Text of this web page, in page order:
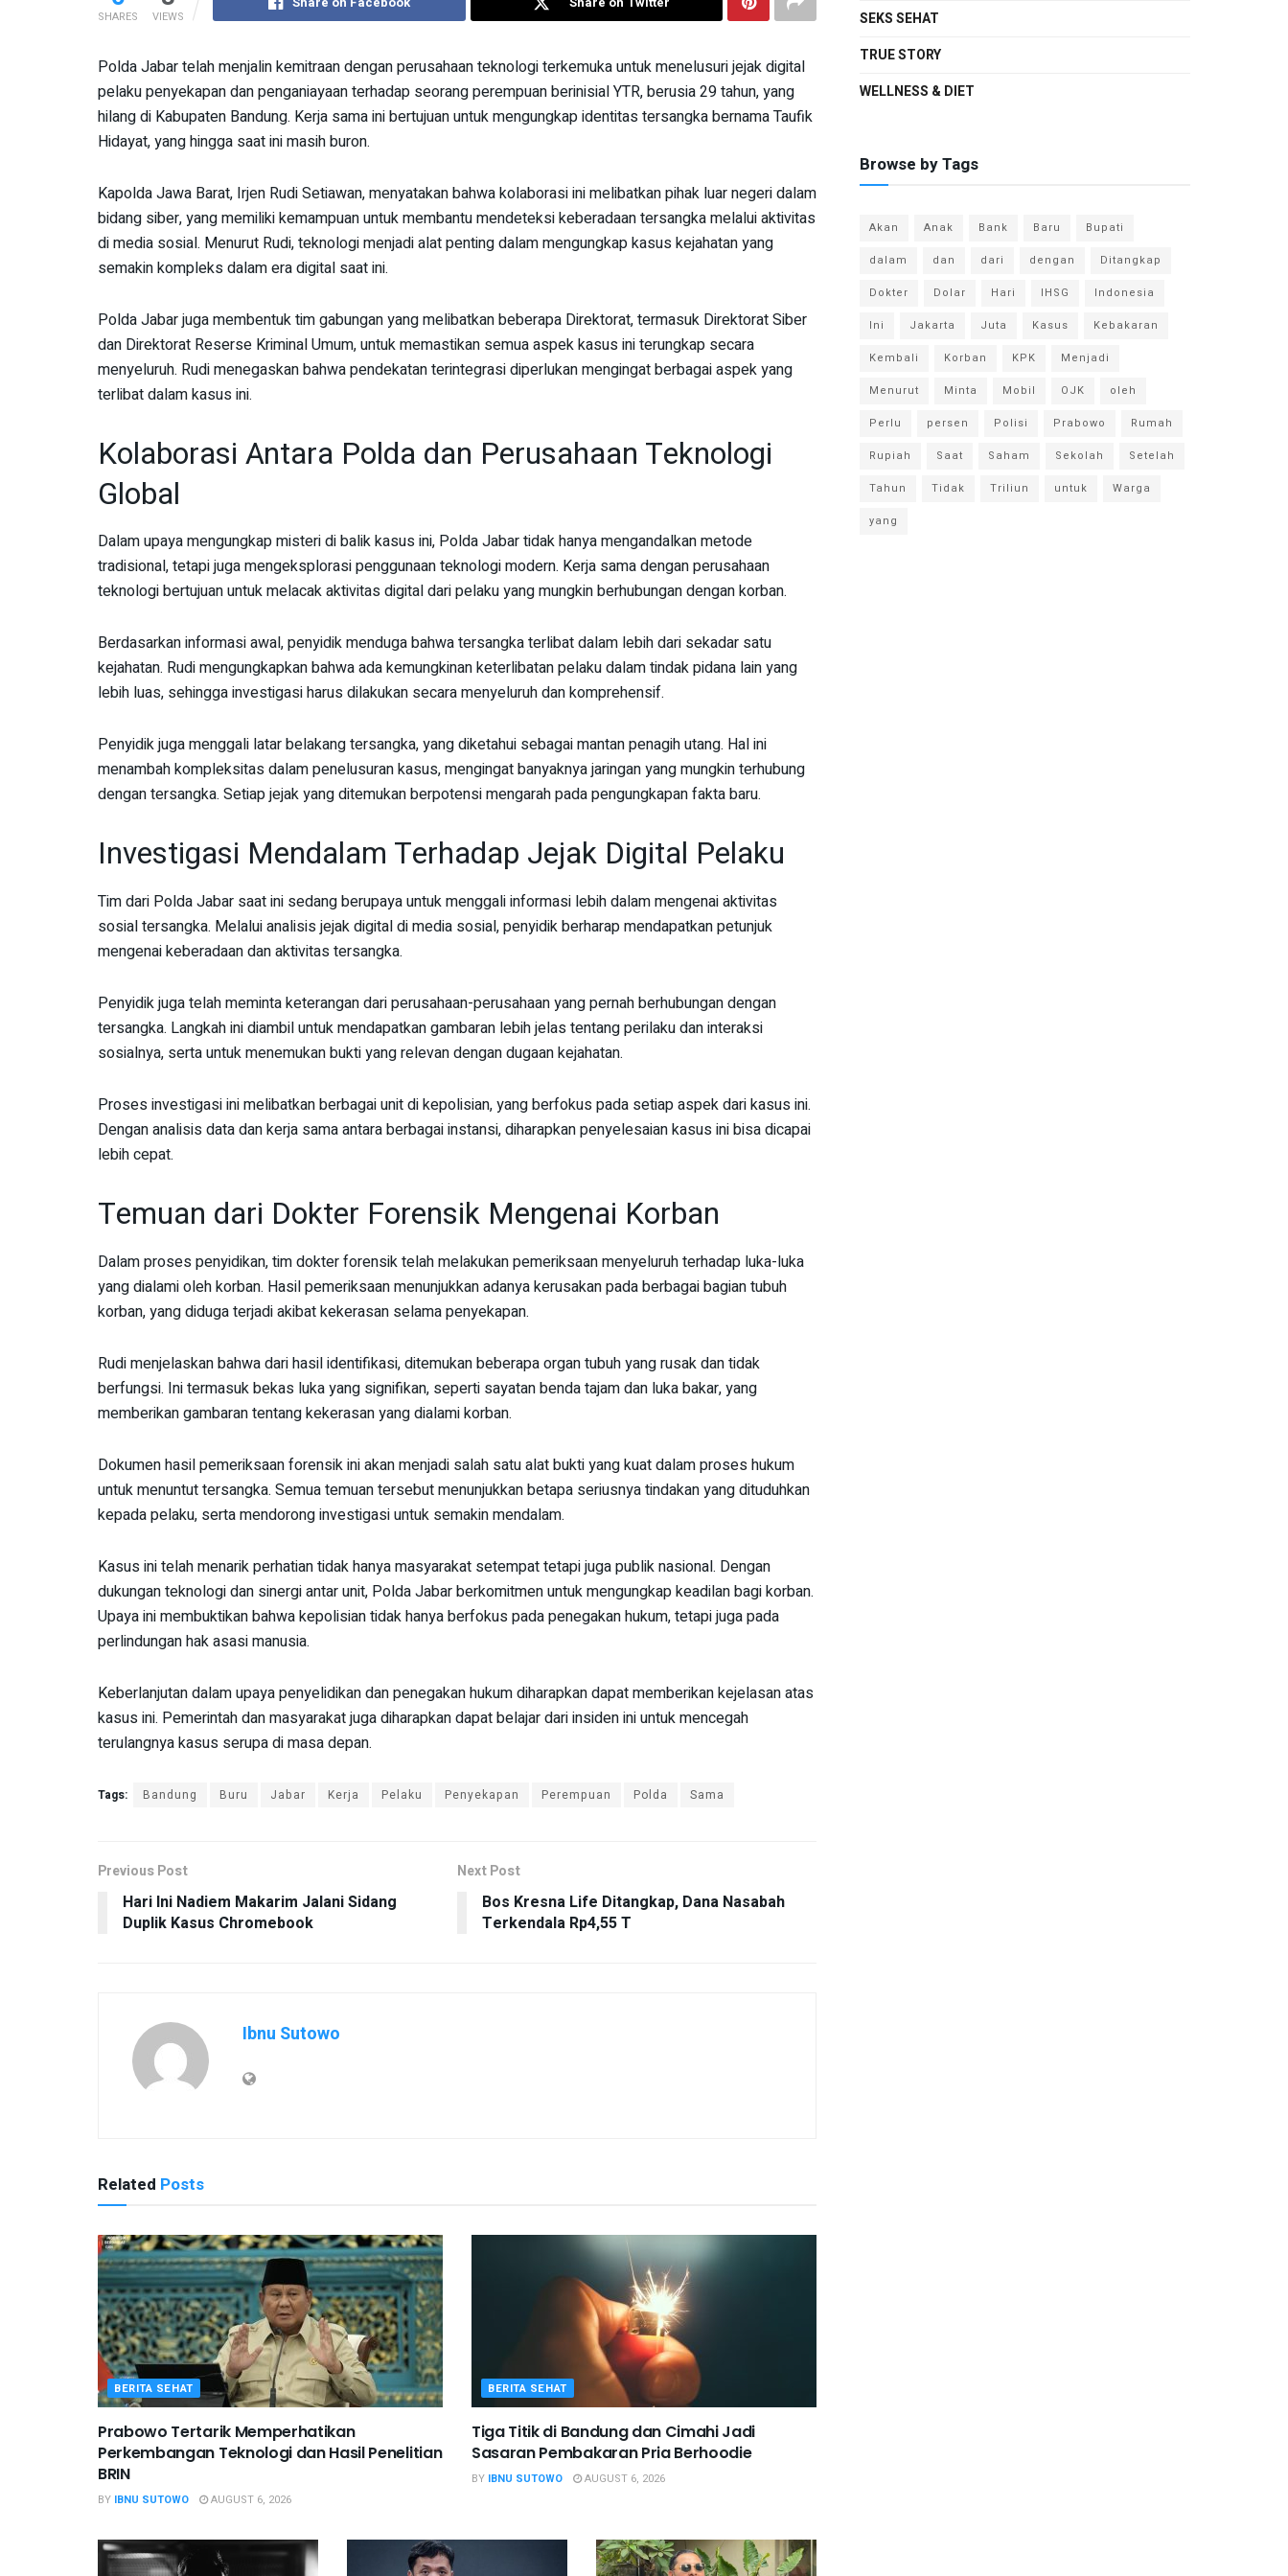
SHARES VIEWS
Polda Jabar telah menjalin kemitraan dengan perusahaan teknologi terkemuka untuk menelusuri jejak digital
pelaku penyekapan dan penganiayaan terhadap seorang perempuan berinisial YTR, berusia 29 tahun, yang
hilang di Kabupaten Bandung. Kerja sama ini bertujuan untuk mengungkap identitas tersangka bernama Taufik
Hidayat, yang hingga saat ini masih buron.
Kapolda Jawa Barat, Irjen Rudi Setiawan, menyatakan bahwa kolaborasi ini melibatkan pihak luar negeri dalam
bidang siber, yang memiliki kemampuan untuk membantu mendeteksi keberadaan tersangka melalui aktivitas
di media sosial. Menurut Rudi, teknologi menjadi alat penting dalam mengungkap kasus kejahatan yang
semakin kompleks dalam era digital saat ini.
Polda Jabar juga membentuk tim gabungan yang melibatkan beberapa Direktorat, termasuk Direktorat Siber
dan Direktorat Reserse Kriminal Umum, untuk memastikan semua aspek kasus ini terungkap secara
menyeluruh. Rudi menegaskan bahwa pendekatan terintegrasi diperlukan mengingat berbagai aspek yang
terlibat dalam kasus ini.
Kolaborasi Antara Polda dan Perusahaan Teknologi
Global
Dalam upaya mengungkap misteri di balik kasus ini, Polda Jabar tidak hanya mengandalkan metode
tradisional, tetapi juga mengeksplorasi penggunaan teknologi modern. Kerja sama dengan perusahaan
teknologi bertujuan untuk melacak aktivitas digital dari pelaku yang mungkin berhubungan dengan korban.
Berdasarkan informasi awal, penyidik menduga bahwa tersangka terlibat dalam lebih dari sekadar satu
kejahatan. Rudi mengungkapkan bahwa ada kemungkinan keterlibatan pelaku dalam tindak pidana lain yang
lebih luas, sehingga investigasi harus dilakukan secara menyeluruh dan komprehensif.
Penyidik juga menggali latar belakang tersangka, yang diketahui sebagai mantan penagih utang. Hal ini
menambah kompleksitas dalam penelusuran kasus, mengingat banyaknya jaringan yang mungkin terhubung
dengan tersangka. Setiap jejak yang ditemukan berpotensi mengarah pada pengungkapan fakta baru.
Investigasi Mendalam Terhadap Jejak Digital Pelaku
Tim dari Polda Jabar saat ini sedang berupaya untuk menggali informasi lebih dalam mengenai aktivitas
sosial tersangka. Melalui analisis jejak digital di media sosial, penyidik berharap mendapatkan petunjuk
mengenai keberadaan dan aktivitas tersangka.
Penyidik juga telah meminta keterangan dari perusahaan-perusahaan yang pernah berhubungan dengan
tersangka. Langkah ini diambil untuk mendapatkan gambaran lebih jelas tentang perilaku dan interaksi
sosialnya, serta untuk menemukan bukti yang relevan dengan dugaan kejahatan.
Proses investigasi ini melibatkan berbagai unit di kepolisian, yang berfokus pada setiap aspek dari kasus ini.
Dengan analisis data dan kerja sama antara berbagai instansi, diharapkan penyelesaian kasus ini bisa dicapai
lebih cepat.
Temuan dari Dokter Forensik Mengenai Korban
Dalam proses penyidikan, tim dokter forensik telah melakukan pemeriksaan menyeluruh terhadap luka-luka
yang dialami oleh korban. Hasil pemeriksaan menunjukkan adanya kerusakan pada berbagai bagian tubuh
korban, yang diduga terjadi akibat kekerasan selama penyekapan.
Rudi menjelaskan bahwa dari hasil identifikasi, ditemukan beberapa organ tubuh yang rusak dan tidak
berfungsi. Ini termasuk bekas luka yang signifikan, seperti sayatan benda tajam dan luka bakar, yang
memberikan gambaran tentang kekerasan yang dialami korban.
Dokumen hasil pemeriksaan forensik ini akan menjadi salah satu alat bukti yang kuat dalam proses hukum
untuk menuntut tersangka. Semua temuan tersebut menunjukkan betapa seriusnya tindakan yang dituduhkan
kepada pelaku, serta mendorong investigasi untuk semakin mendalam.
Kasus ini telah menarik perhatian tidak hanya masyarakat setempat tetapi juga publik nasional. Dengan
dukungan teknologi dan sinergi antar unit, Polda Jabar berkomitmen untuk mengungkap keadilan bagi korban.
Upaya ini membuktikan bahwa kepolisian tidak hanya berfokus pada penegakan hukum, tetapi juga pada
perlindungan hak asasi manusia.
Keberlanjutan dalam upaya penyelidikan dan penegakan hukum diharapkan dapat memberikan kejelasan atas
kasus ini. Pemerintah dan masyarakat juga diharapkan dapat belajar dari insiden ini untuk mencegah
terulangnya kasus serupa di masa depan.
Tags: Bandung Buru Jabar Kerja Pelaku Penyekapan Perempuan Polda Sama
Previous Post
Hari Ini Nadiem Makarim Jalani Sidang
Duplik Kasus Chromebook
Next Post
Bos Kresna Life Ditangkap, Dana Nasabah
Terkendala Rp4,55 T
Ibnu Sutowo
Related Posts
BERITA SEHAT
Prabowo Tertarik Memperhatikan
Perkembangan Teknologi dan Hasil Penelitian
BRIN
BY IBNU SUTOWO AUGUST 6, 2026
BERITA SEHAT
Tiga Titik di Bandung dan Cimahi Jadi
Sasaran Pembakaran Pria Berhoodie
BY IBNU SUTOWO AUGUST 6, 2026
SEKS SEHAT
TRUE STORY
WELLNESS & DIET
Browse by Tags
Akan Anak Bank Baru
Bupati
dalam
dan dari dengan
Ditangkap
Dokter
Dolar Hari IHSG
Indonesia
Ini
Jakarta Juta Kasus
Kebakaran
Kembali
Korban KPK
Menjadi
Menurut
Minta Mobil OJK
oleh
Perlu
persen Polisi Prabowo
Rumah
Rupiah
Saat Saham Sekolah
Setelah
Tahun
Tidak Triliun untuk
Warga
yang